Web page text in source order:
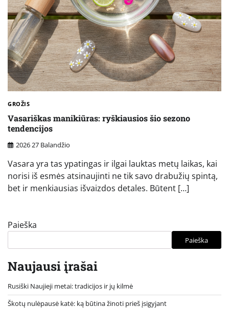
GROŽIS
Vasariškas manikiūras: ryškiausios šio sezono
tendencijos
2026 27 Balandžio
Vasara yra tas ypatingas ir ilgai lauktas metų laikas, kai
norisi iš esmės atsinaujinti ne tik savo drabužių spintą,
bet ir menkiausias išvaizdos detales. Būtent […]
Paieška
Paieška
Naujausi įrašai
Rusiški Naujieji metai: tradicijos ir jų kilmė
Škotų nulėpausė katė: ką būtina žinoti prieš įsigyjant